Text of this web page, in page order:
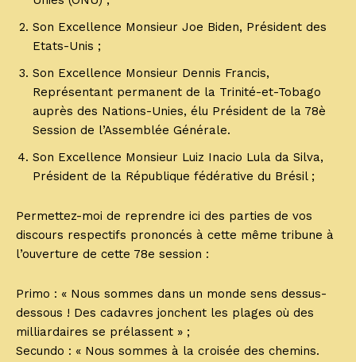
Son Excellence Monsieur Joe Biden, Président des
Etats-Unis ;
Son Excellence Monsieur Dennis Francis,
Représentant permanent de la Trinité-et-Tobago
auprès des Nations-Unies, élu Président de la 78è
Session de l’Assemblée Générale.
Son Excellence Monsieur Luiz Inacio Lula da Silva,
Président de la République fédérative du Brésil ;
Permettez-moi de reprendre ici des parties de vos
discours respectifs prononcés à cette même tribune à
l’ouverture de cette 78e session :
Primo : « Nous sommes dans un monde sens dessus-
dessous ! Des cadavres jonchent les plages où des
milliardaires se prélassent » ;
Secundo : « Nous sommes à la croisée des chemins.